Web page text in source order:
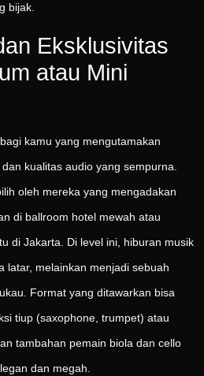
bijak.
Eksklusivitas
atau Mini
kamu yang mengutamakan
kualitas audio yang sempurna.
oleh mereka yang mengadakan
di ballroom hotel mewah atau
di Jakarta. Di level ini, hiburan musik
latar, melainkan menjadi sebuah
Format yang ditawarkan bisa
tiup (saxophone, trumpet) atau
tambahan pemain biola dan cello
dan megah.